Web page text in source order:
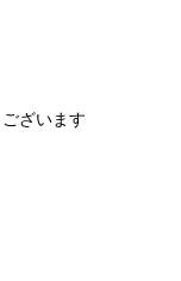
ざいます